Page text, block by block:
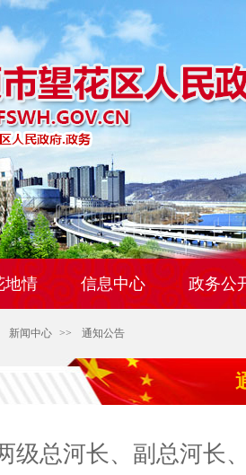
地情 信息中心 政务公
新闻中心 >> 通知公告
级总河长、副总河长